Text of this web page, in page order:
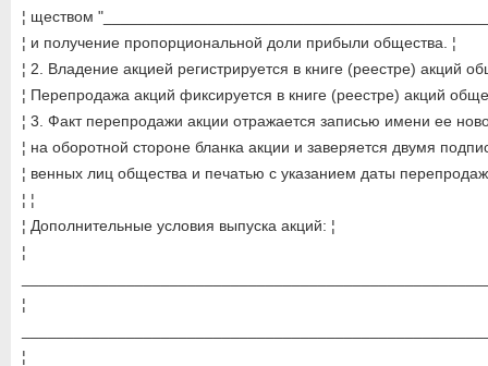
¦ ществом
¦ и получение пропорциональной доли прибыли общества. ¦
¦ 2. Владение акцией регистрируется в книге (реестре) акций
¦ Перепродажа акций фиксируется в книге (реестре) акций
¦ 3. Факт перепродажи акции отражается записью имени ее
¦ на оборотной стороне бланка акции и заверяется двумя
¦ венных лиц общества и печатью с указанием даты
¦ ¦
¦ Дополнительные условия выпуска акций: ¦
¦
¦
¦